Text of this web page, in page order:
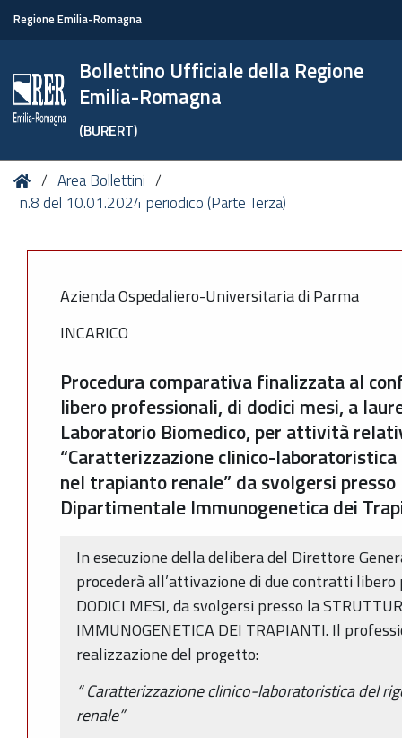
Regione Emilia-Romagna
Bollettino Ufficiale della Regione
Emilia-Romagna
(BURERT)
Tu
sei
HomeArea Bollettini
n.8 del 10.01.2024 periodico (Parte Terza)
Azienda Ospedaliero-Universitaria di Parma
INCARICO
Procedura comparativa finalizzata al
libero professionali, di dodici mesi, a
Laboratorio Biomedico, per attività
“Caratterizzazione clinico-
nel trapianto renale” da svolgersi
Dipartimentale Immunogenetica dei
In esecuzione della delibera del Direttore
procederà all’attivazione di due contratti
DODICI MESI, da svolgersi presso la
IMMUNOGENETICA DEI TRAPIANTI. Il
realizzazione del progetto:
“ Caratterizzazione clinico-laboratoristica del
renale”